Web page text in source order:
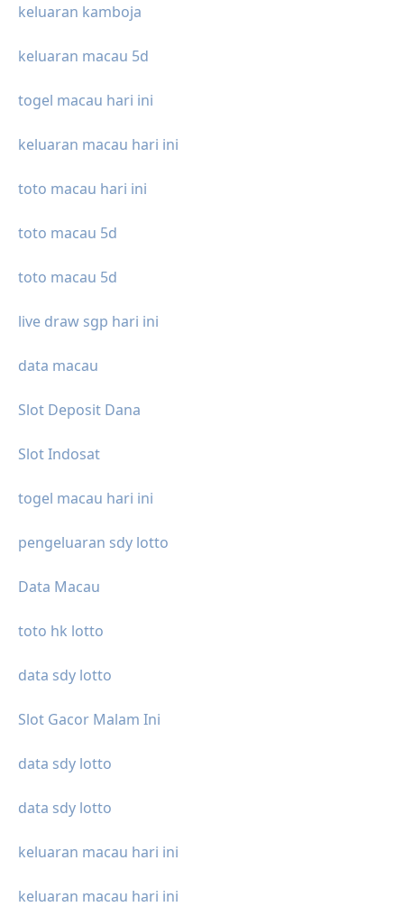
keluaran kamboja
keluaran macau 5d
togel macau hari ini
keluaran macau hari ini
toto macau hari ini
toto macau 5d
toto macau 5d
live draw sgp hari ini
data macau
Slot Deposit Dana
Slot Indosat
togel macau hari ini
pengeluaran sdy lotto
Data Macau
toto hk lotto
data sdy lotto
Slot Gacor Malam Ini
data sdy lotto
data sdy lotto
keluaran macau hari ini
keluaran macau hari ini